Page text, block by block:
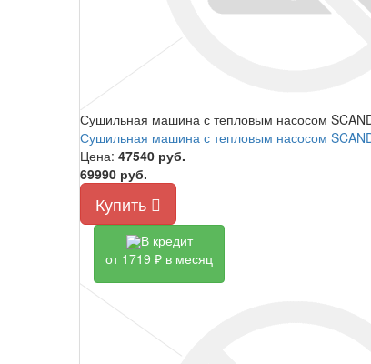
Сушильная машина с тепловым насосом
Сушильная машина с тепловым насосом
Цена: 47540 руб.
69990 руб.
Купить
В кредит
от 1719 ₽ в месяц